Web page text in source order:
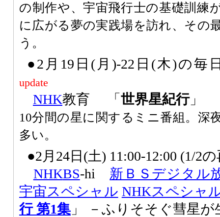
の制作や、宇宙飛行士の基礎訓練
に広がる夢の実践場を訪れ、その
う。
●2月19日(月)-22日(木)の毎
update
NHK教育 「 世界星紀行」
10分間の星に関するミニ番組。深
多い。
●2月24日(土) 11:00-12:00 (1/2
NHKBS-hi 新ＢＳデジタル
宇宙スペシャル NHKスペシャ
行 第1集 」 －ふりそそぐ彗星